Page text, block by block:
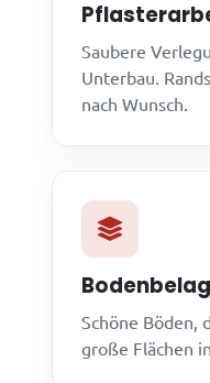
Saubere
Unterbau.
nach Wunsch.
Schöne Böden,
große Flächen